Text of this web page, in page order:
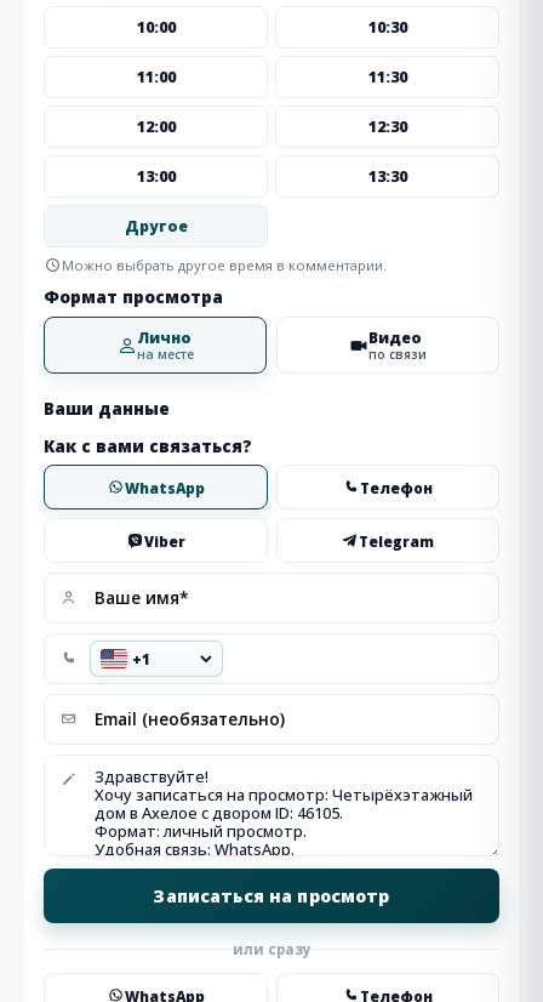
10:00 10:30
11:00 11:30
12:00 12:30
13:00 13:30
Другое
Можно выбрать другое время в комментарии.
Формат просмотра
Лично
на месте
Видео
по связи
Ваши данные
Как с вами связаться?
WhatsApp Телефон
Viber Telegram
или сразу
WhatsApp Телефон